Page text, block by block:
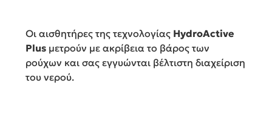
Οι αισθητήρες της τεχνολογίας HydroActive
Plus μετρούν με ακρίβεια το βάρος των
ρούχων και σας εγγυώνται βέλτιστη διαχείριση
του νερού.